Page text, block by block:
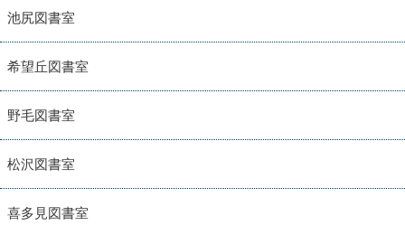
池尻図書室
希望丘図書室
野毛図書室
松沢図書室
喜多見図書室